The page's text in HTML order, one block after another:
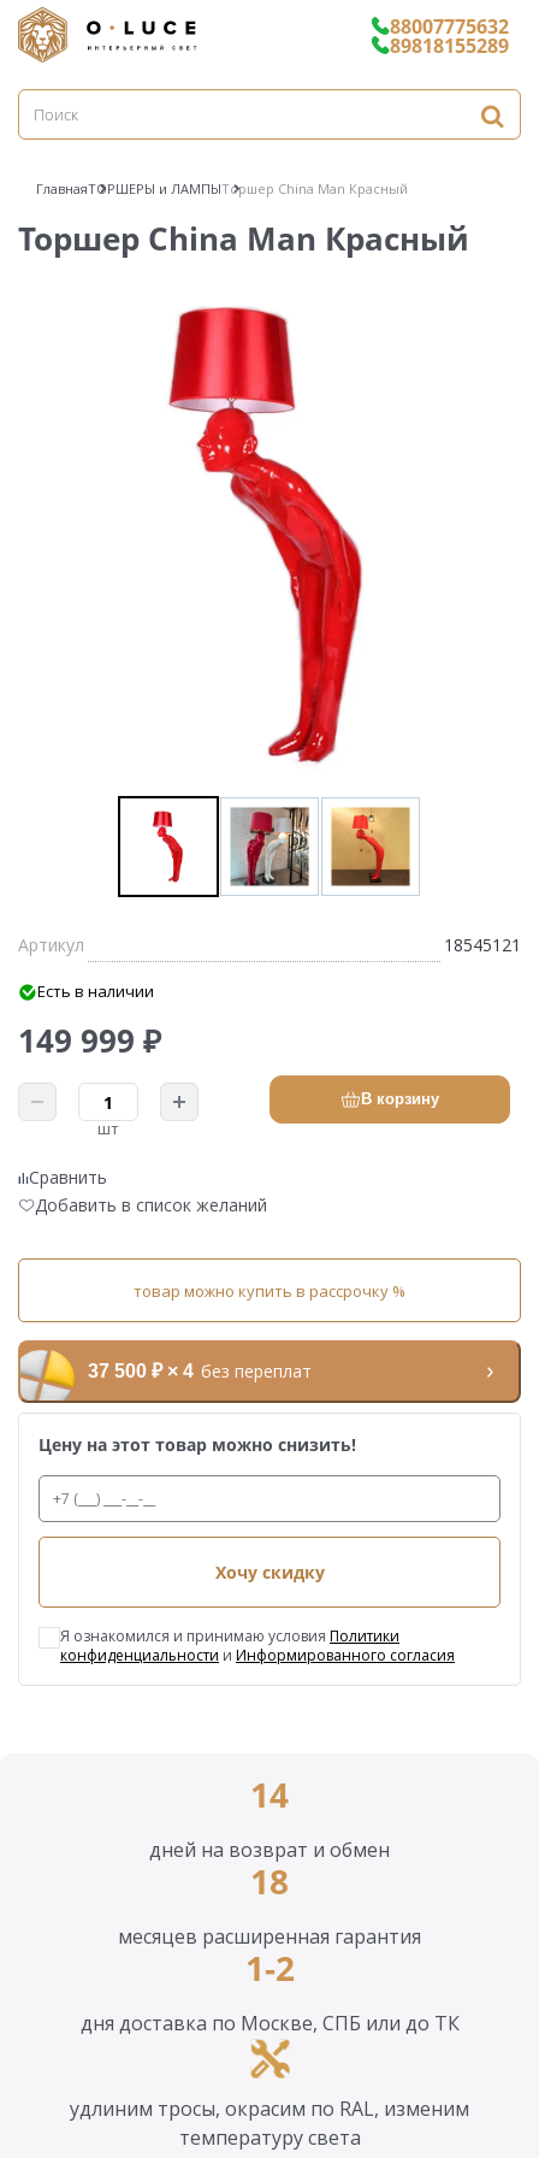
88007775632
89818155289
ГлавнаяТОРШЕРЫ и ЛАМПЫТоршер Сhina Man Красный
Торшер Сhina Man Красный
Артикул 18545121
Есть в наличии
149 999 ₽
шт
В корзину
Сравнить
Добавить в список желаний
товар можно купить в рассрочку %
37 500 ₽ × 4 без переплат
Цену на этот товар можно снизить!
Хочу скидку
Я ознакомился и принимаю условия Политики
конфиденциальности и Информированного согласия
14
дней на возврат и обмен
18
месяцев расширенная гарантия
1-2
дня доставка по Москве, СПБ или до ТК
удлиним тросы, окрасим по RAL, изменим
температуру света